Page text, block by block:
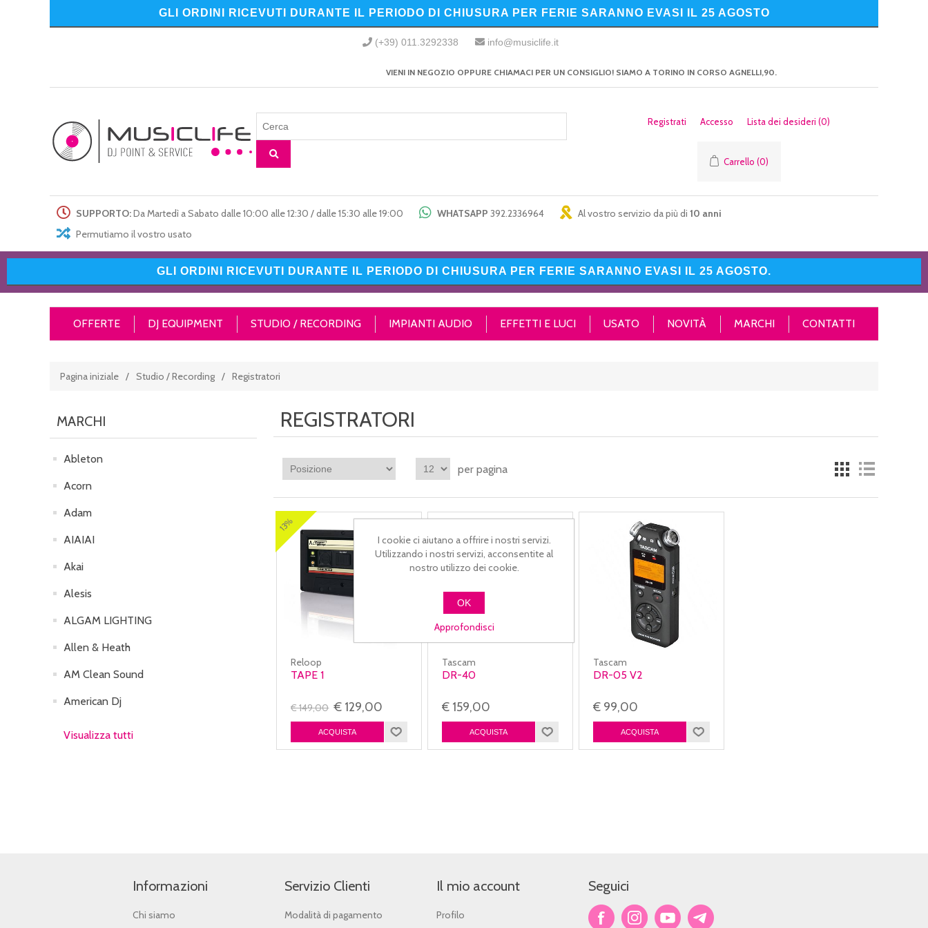
GLI ORDINI RICEVUTI DURANTE IL PERIODO DI CHIUSURA PER FERIE SARANNO EVASI IL 25 AGOSTO
(+39) 011.3292338 info@musiclife.it
VIENI IN NEGOZIO OPPURE CHIAMACI PER UN CONSIGLIO! SIAMO A TORINO IN CORSO AGNELLI,90.
Registrati Accesso Lista dei desideri (0)
Carrello (0)
SUPPORTO:Da Martedì a Sabato dalle 10:00 alle 12:30 / dalle 15:30 alle 19:00 WHATSAPP 392.2336964 Al vostro servizio da più di 10 anni
Permutiamo il vostro usato
GLI ORDINI RICEVUTI DURANTE IL PERIODO DI CHIUSURA PER FERIE SARANNO EVASI IL 25 AGOSTO.
OFFERTE DJ EQUIPMENT STUDIO / RECORDING IMPIANTI AUDIO EFFETTI E LUCI USATO NOVITÀ MARCHI CONTATTI
Pagina iniziale / Studio / Recording / Registratori
REGISTRATORI
per pagina
13%
Reloop
TAPE 1
€ 149,00 € 129,00
Tascam
DR-40
€ 159,00
Tascam
DR-05 V2
€ 99,00
MARCHI
Ableton
Acorn
Adam
AIAIAI
Akai
Alesis
ALGAM LIGHTING
Allen & Heath
AM Clean Sound
American Dj
Visualizza tutti
Informazioni
Chi siamo
Servizio Clienti
Modalità di pagamento
Il mio account
Profilo
Seguici
I cookie ci aiutano a offrire i nostri servizi.
Utilizzando i nostri servizi, acconsentite al
nostro utilizzo dei cookie.
OK
Approfondisci